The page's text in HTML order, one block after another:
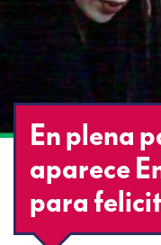
En plena
aparece
para